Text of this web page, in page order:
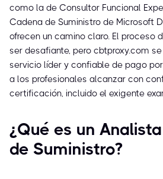
como la de Consultor Funcional
Cadena de Suministro de Microsoft
ofrecen un camino claro. El proceso
ser desafiante, pero cbtproxy.com
servicio líder y confiable de pago
a los profesionales alcanzar con
certificación, incluido el exigente
¿Qué es un
de Suministro?